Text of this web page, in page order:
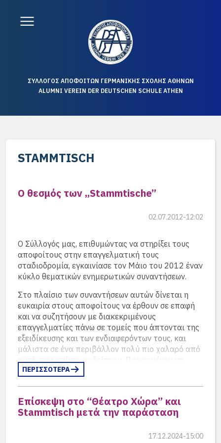
ΣΥΛΛΟΓΟΣ ΑΠΟΦΟΙΤΩΝ ΓΕΡΜΑΝΙΚΗΣ ΣΧΟΛΗΣ ΑΘΗΝΩΝ
ALUMNI VEREIN DER DEUTSCHEN SCHULE ATHEN
STAMMTISCH
Ο θεσμός των „Stammtische”
02.07.2012-12:02
Ο Σύλλογός μας, επιθυμώντας να στηρίξει τους
αποφοίτους στην επαγγελματική τους
σταδιοδρομία, εγκαινίασε τον Μάιο του 2012 έναν
κύκλο θεματικών ενημερωτικών συναντήσεων.
Στο πλαίσιο των συναντήσεων αυτών δίνεται η
ευκαιρία στους αποφοίτους να έρθουν σε επαφή
και να συζητήσουν με διακεκριμένους
επαγγελματίες πάνω σε τομείς που άπτονται της
εξειδίκευσης και των ενδιαφερόντων τους, και
μάλιστα σε ένα περιβάλλον πολύ πιο χαλαρό από
αυτό ενός επίσημου δείπνου. Προκειμένου να
διεξαχθεί μία ουσιαστική συζήτηση, οι θέσεις είναι
Οι δύο πρώτες συναντήσεις, που
2012, αντίστοιχα, σημείωσαν μεγάλη επιτυχία.
ΠΕΡΙΣΣΟΤΕΡΑ
Επίσκεψη στο “Θέατρο Χώρα” και
Stammtisch μετά την παράσταση
17.12.2024-15:00